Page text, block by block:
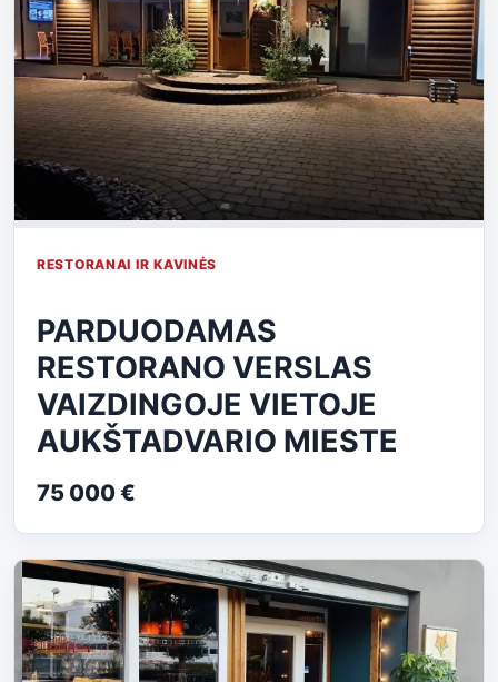
RESTORANAI IR KAVINĖS
PARDUODAMAS
RESTORANO VERSLAS
VAIZDINGOJE VIETOJE
AUKŠTADVARIO MIESTE
75 000 €